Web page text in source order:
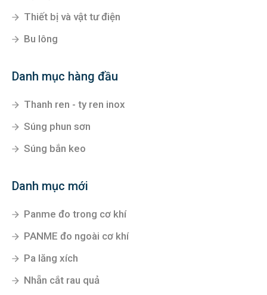
Thiết bị và vật tư điện
Bu lông
Danh mục hàng đầu
Thanh ren - ty ren inox
Súng phun sơn
Súng bắn keo
Danh mục mới
Panme đo trong cơ khí
PANME đo ngoài cơ khí
Pa lăng xích
Nhẵn cắt rau quả